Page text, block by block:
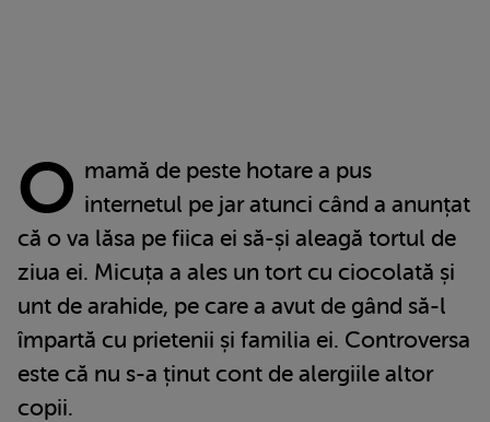
O mamă de peste hotare a pus
internetul pe jar atunci când a anunțat
că o va lăsa pe fiica ei să-și aleagă tortul de
ziua ei. Micuța a ales un tort cu ciocolată și
unt de arahide, pe care a avut de gând să-l
împartă cu prietenii și familia ei. Controversa
este că nu s-a ținut cont de alergiile altor
copii.